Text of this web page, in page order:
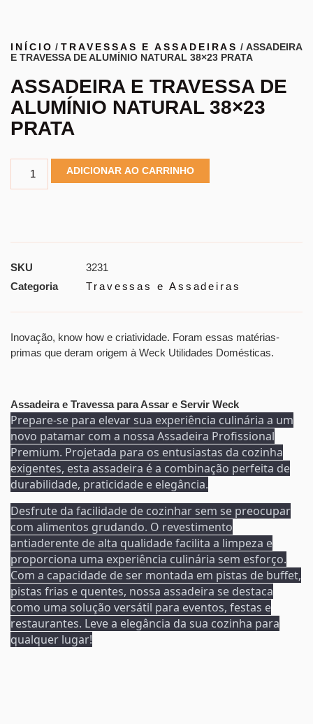
INÍCIO /TRAVESSAS E ASSADEIRAS / ASSADEIRA
E TRAVESSA DE ALUMÍNIO NATURAL 38×23 PRATA
ASSADEIRA E TRAVESSA DE
ALUMÍNIO NATURAL 38×23
PRATA
ADICIONAR AO CARRINHO
SKU
3231
Categoria
Travessas e Assadeiras
Inovação, know how e criatividade. Foram essas matérias-
primas que deram origem à Weck Utilidades Domésticas.
Assadeira e Travessa para Assar e Servir Weck
Prepare-se para elevar sua experiência culinária a um
novo patamar com a nossa Assadeira Profissional
Premium. Projetada para os entusiastas da cozinha
exigentes, esta assadeira é a combinação perfeita de
durabilidade, praticidade e elegância.
Desfrute da facilidade de cozinhar sem se preocupar
com alimentos grudando. O revestimento
antiaderente de alta qualidade facilita a limpeza e
proporciona uma experiência culinária sem esforço.
Com a capacidade de ser montada em pistas de buffet,
pistas frias e quentes, nossa assadeira se destaca
como uma solução versátil para eventos, festas e
restaurantes. Leve a elegância da sua cozinha para
qualquer lugar!